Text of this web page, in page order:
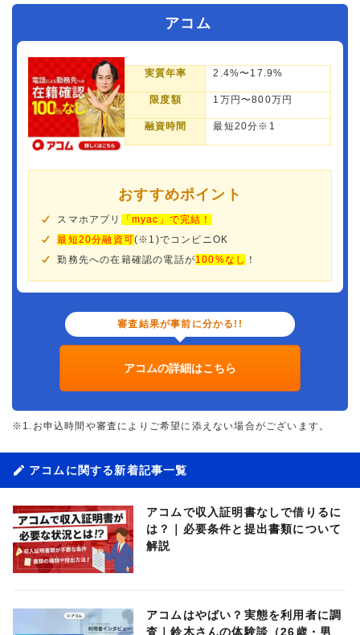
アコム
実質年率 2.4%〜17.9%
限度額 1万円〜800万円
融資時間 最短20分※1
おすすめポイント
スマホアプリ
「myac」で完結！
最短20分融資可(※1)でコンビニOK
勤務先への在籍確認の電話が100%なし ！
審査結果が事前に分かる!!
アコムの詳細はこちら
※1.お申込時間や審査によりご希望に添えない場合がございます。
アコムに関する新着記事一覧
アコムで収入証明書なしで借りるに
は？｜必要条件と提出書類について
解説
アコムはやばい？実態を利用者に調
査｜鈴木さんの体験談（26歳・男